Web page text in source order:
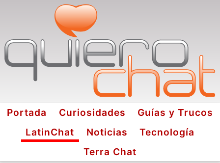
Portada Curiosidades
Guías y Trucos
LatinChat
Noticias
Tecnología
Terra Chat